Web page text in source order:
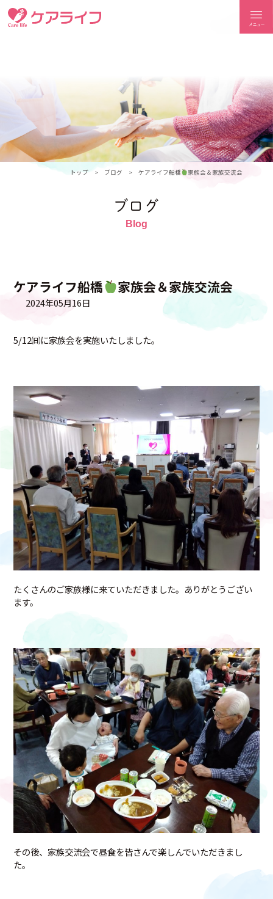
トップ ブログ ケアライフ船橋 家族会＆家族交流会
ブログ
ケアライフ船橋 家族会＆家族交流会
2024年05月16日
5/12㈰に家族会を実施いたしました。
たくさんのご家族様に来ていただきました。ありがとうござい
ます。
その後、家族交流会で昼食を皆さんで楽しんでいただきまし
た。